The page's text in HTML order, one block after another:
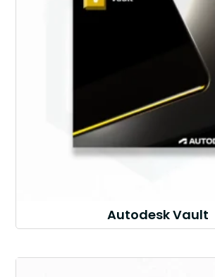
Autodesk Vault